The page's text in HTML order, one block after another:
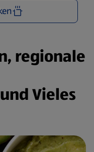
regionale
Vieles